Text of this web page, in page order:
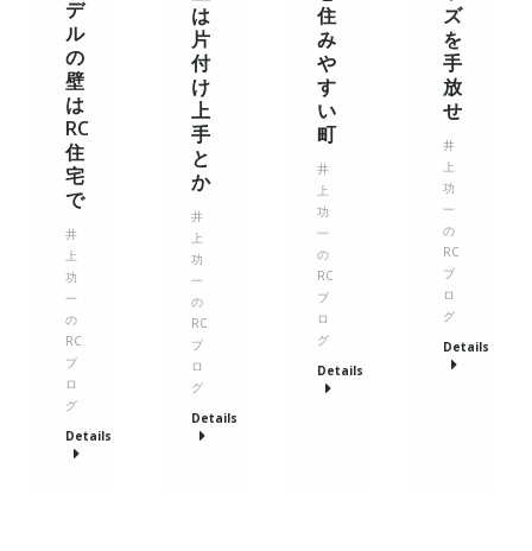
デ
ル
の
壁
は
RC
住
宅
で
井
上
功
一
の
RC
ブ
ロ
グ
Details
は
片
付
け
上
手
と
か
井
上
功
一
の
RC
ブ
ロ
グ
Details
住
み
や
す
い
町
井
上
功
一
の
RC
ブ
ロ
グ
Details
ズ
を
手
放
せ
井
上
功
一
の
RC
ブ
ロ
グ
Details